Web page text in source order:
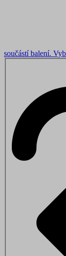
součástí balení.